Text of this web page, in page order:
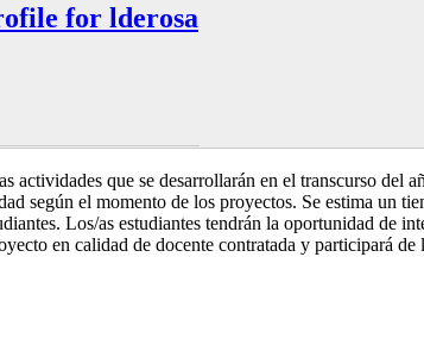
for lderosa
actividades que se desarrollarán en el transcurso
según el momento de los proyectos. Se estima un
Los/as estudiantes tendrán la oportunidad de
en calidad de docente contratada y participará de